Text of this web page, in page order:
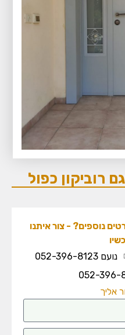
כפול
נוספים? - צור איתנו
052-396-8123